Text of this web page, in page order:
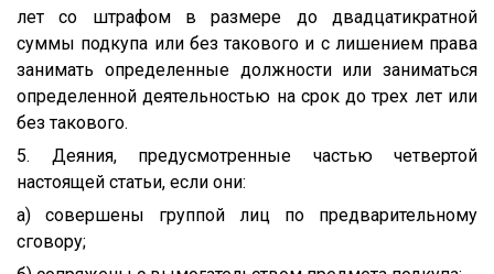
лет со штрафом в размере до двадцатикратной
суммы подкупа или без такового и с лишением права
занимать определенные должности или заниматься
определенной деятельностью на срок до трех лет или
без такового.
5. Деяния, предусмотренные частью четвертой
настоящей статьи, если они:
а) совершены группой лиц по предварительному
сговору;